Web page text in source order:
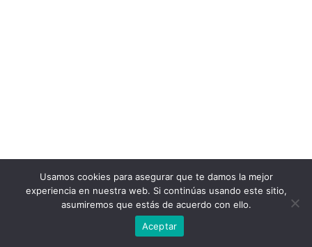
Usamos cookies para asegurar que te damos la mejor
experiencia en nuestra web. Si continúas usando este sitio,
asumiremos que estás de acuerdo con ello.
Aceptar